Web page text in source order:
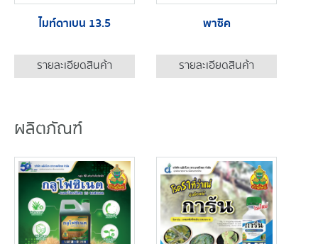
ไมท์ดาเบน 13.5
รายละเอียดสินค้า
พาซิค
รายละเอียดสินค้า
ผลิตภัณฑ์